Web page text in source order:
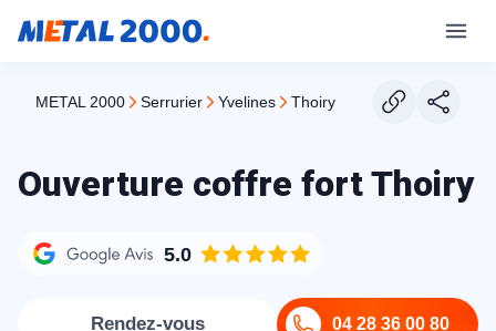
METAL 2000 serrurier yvelines thoiry
Ouverture coffre fort Thoiry
5.0
04 28 36 00 80
Rendez-vous